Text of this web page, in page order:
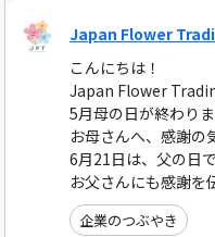
Japan Flower
こんにちは！
Japan Flower
5月母の日が終わりま
お母さんへ、感謝の
6月21日は、父の日
お父さんにも感謝を
企業のつぶやき